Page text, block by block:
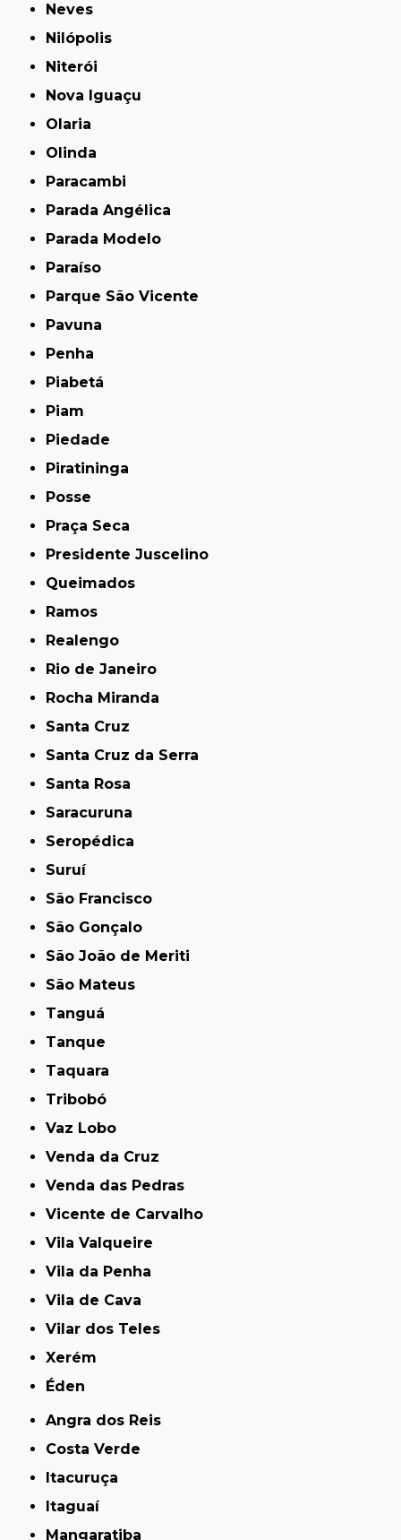
Neves
Nilópolis
Niterói
Nova Iguaçu
Olaria
Olinda
Paracambi
Parada Angélica
Parada Modelo
Paraíso
Parque São Vicente
Pavuna
Penha
Piabetá
Piam
Piedade
Piratininga
Posse
Praça Seca
Presidente Juscelino
Queimados
Ramos
Realengo
Rio de Janeiro
Rocha Miranda
Santa Cruz
Santa Cruz da Serra
Santa Rosa
Saracuruna
Seropédica
Suruí
São Francisco
São Gonçalo
São João de Meriti
São Mateus
Tanguá
Tanque
Taquara
Tribobó
Vaz Lobo
Venda da Cruz
Venda das Pedras
Vicente de Carvalho
Vila Valqueire
Vila da Penha
Vila de Cava
Vilar dos Teles
Xerém
Éden
Angra dos Reis
Costa Verde
Itacuruça
Itaguaí
Mangaratiba